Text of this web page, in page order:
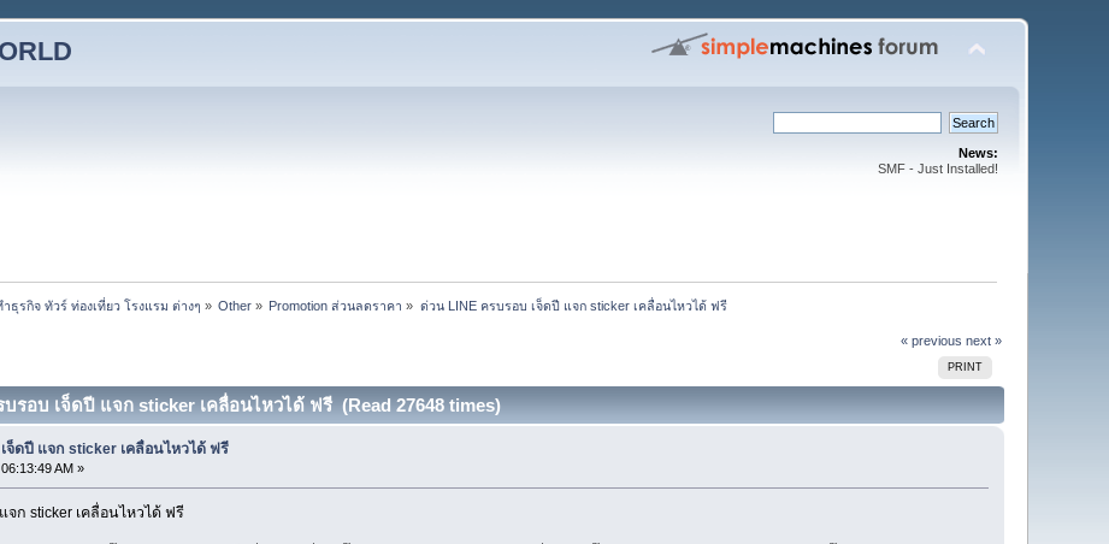
News:
SMF - Just Installed!
รกิจ ทัวร์ ท่องเที่ยว โรงแรม ต่างๆ » Other » Promotion ส่วนลดราคา » ด่วน LINE ครบรอบ เจ็ดปี แจก sticker เคลื่อนไหวได้ ฟรี
« previous next »
PRINT
รอบ เจ็ดปี แจก sticker เคลื่อนไหวได้ ฟรี (Read 27648 times)
จ็ดปี แจก sticker เคลื่อนไหวได้ ฟรี
AM »
จก sticker เคลื่อนไหวได้ ฟรี